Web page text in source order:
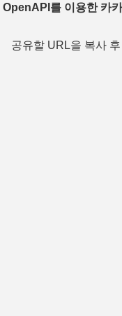
OpenAPI를 이용한 카
공유할 URL을 복사